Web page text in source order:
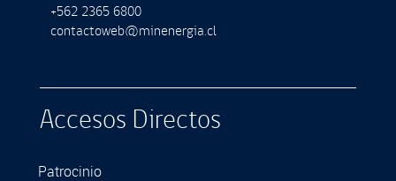
+562 2365 6800
contactoweb@minenergia.cl
Accesos Directos
Patrocinio